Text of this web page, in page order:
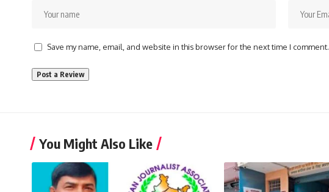
Save my name, email, and website in this browser for the next time I comment.
You Might Also Like